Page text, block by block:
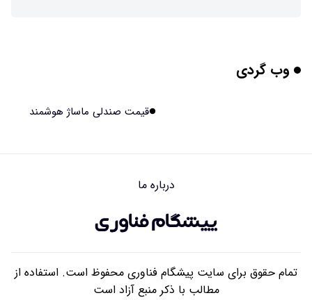
چرا افراد مضطرب دنیا را متفاوت می بینند؟
وب گردی
قیمت صندلی ماساژ هوشمند
درباره ما
تمام حقوق برای سایت پیشگام فناوری محفوظ است. استفاده از
مطالب با ذکر منبع آزاد است